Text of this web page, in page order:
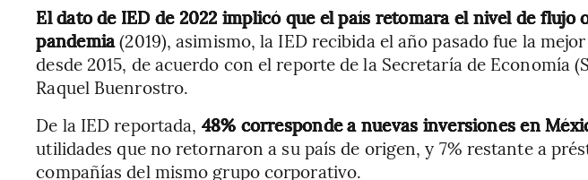
El dato de IED de 2022 implicó que el país retomara el nivel de flujo
pandemia(2019), asimismo, la IED recibida el año pasado fue la
desde 2015, de acuerdo con el reporte de la Secretaría de Economía
Raquel Buenrostro.
De la IED reportada, 48% corresponde a nuevas inversiones en
utilidades que no retornaron a su país de origen, y 7% restante a
compañías del mismo grupo corporativo.